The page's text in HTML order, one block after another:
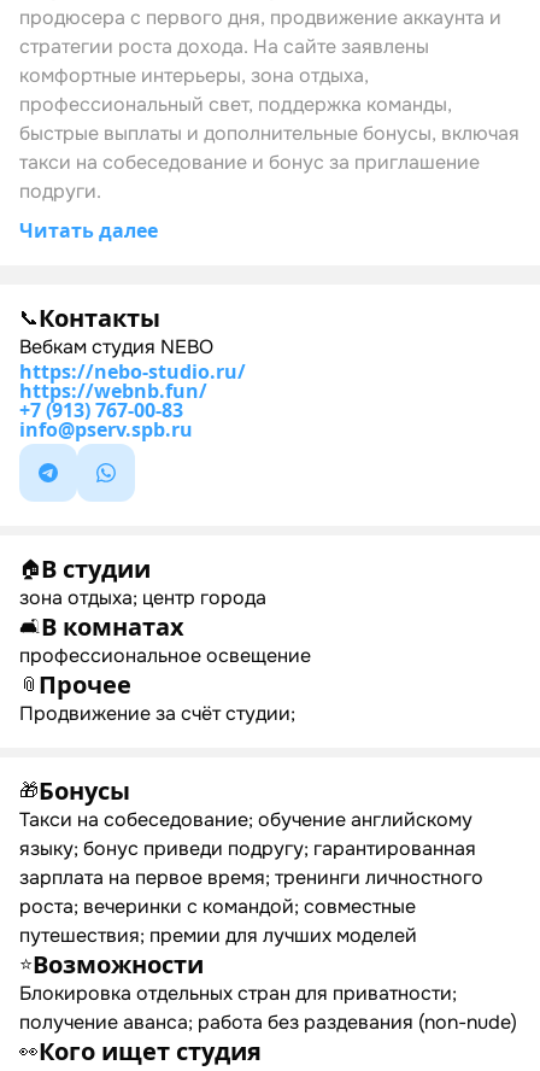
продюсера с первого дня, продвижение аккаунта и
стратегии роста дохода. На сайте заявлены
комфортные интерьеры, зона отдыха,
профессиональный свет, поддержка команды,
быстрые выплаты и дополнительные бонусы, включая
такси на собеседование и бонус за приглашение
подруги.
Читать далее
📞Контакты
Вебкам студия NEBO
https://nebo-studio.ru/
https://webnb.fun/
+7 (913) 767-00-83
info@pserv.spb.ru
🏠В студии
зона отдыха; центр города
🛋В комнатах
профессиональное освещение
📎 Прочее
Продвижение за счёт студии;
🎁Бонусы
Такси на собеседование; обучение английскому
языку; бонус приведи подругу; гарантированная
зарплата на первое время; тренинги личностного
роста; вечеринки с командой; совместные
путешествия; премии для лучших моделей
⭐Возможности
Блокировка отдельных стран для приватности;
получение аванса; работа без раздевания (non-nude)
👀Кого ищет студия